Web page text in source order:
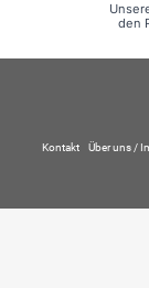
den
Kontakt Über uns /